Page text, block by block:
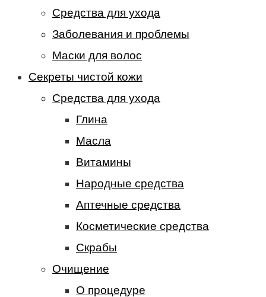
Средства для ухода
Заболевания и проблемы
Маски для волос
Секреты чистой кожи
Средства для ухода
Глина
Масла
Витамины
Народные средства
Аптечные средства
Косметические средства
Скрабы
Очищение
О процедуре